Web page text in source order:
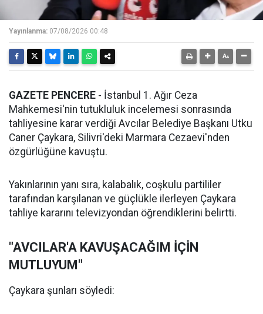
Yayınlanma: 07/08/2026 00:48
GAZETE PENCERE - İstanbul 1. Ağır Ceza
Mahkemesi'nin tutukluluk incelemesi sonrasında
tahliyesine karar verdiği Avcılar Belediye Başkanı Utku
Caner Çaykara, Silivri'deki Marmara Cezaevi'nden
özgürlüğüne kavuştu.
Yakınlarının yanı sıra, kalabalık, coşkulu partililer
tarafından karşılanan ve güçlükle ilerleyen Çaykara
tahliye kararını televizyondan öğrendiklerini belirtti.
"AVCILAR'A KAVUŞACAĞIM İÇİN
MUTLUYUM"
Çaykara şunları söyledi: